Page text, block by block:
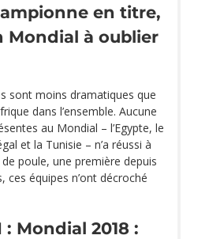
en titre,
Mondial à oublier
sont moins dramatiques que
dans l’ensemble. Aucune
au Mondial – l’Egypte, le
et la Tunisie – n’a réussi à
poule, une première depuis
ces équipes n’ont décroché
: Mondial 2018 :